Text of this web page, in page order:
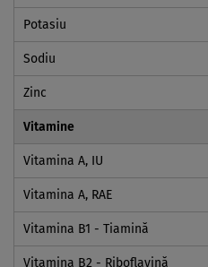
Potasiu
Sodiu
Zinc
Vitamine
Vitamina A, IU
Vitamina A, RAE
Vitamina B1 - Tiamină
Vitamina B2 - Riboflavină